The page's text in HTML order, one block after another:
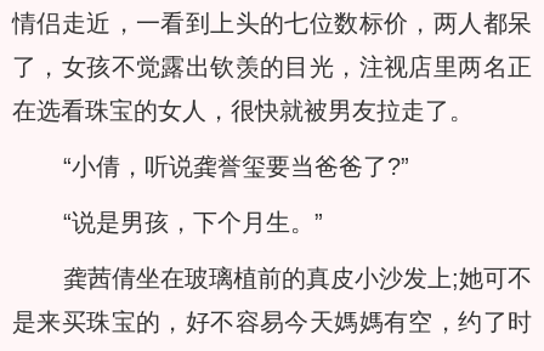
情侣走近，一看到上头的七位数标价，两人都呆
了，女孩不觉露出钦羡的目光，注视店里两名正
在选看珠宝的女人，很快就被男友拉走了。
“小倩，听说龚誉玺要当爸爸了?”
“说是男孩，下个月生。”
龚茜倩坐在玻璃植前的真皮小沙发上;她可不
是来买珠宝的，好不容易今天媽媽有空，约了时